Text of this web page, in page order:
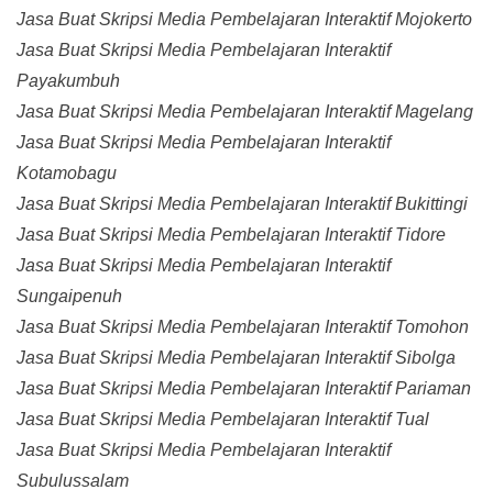
Jasa Buat Skripsi Media Pembelajaran Interaktif Mojokerto
Jasa Buat Skripsi Media Pembelajaran Interaktif
Payakumbuh
Jasa Buat Skripsi Media Pembelajaran Interaktif Magelang
Jasa Buat Skripsi Media Pembelajaran Interaktif
Kotamobagu
Jasa Buat Skripsi Media Pembelajaran Interaktif Bukittingi
Jasa Buat Skripsi Media Pembelajaran Interaktif Tidore
Jasa Buat Skripsi Media Pembelajaran Interaktif
Sungaipenuh
Jasa Buat Skripsi Media Pembelajaran Interaktif Tomohon
Jasa Buat Skripsi Media Pembelajaran Interaktif Sibolga
Jasa Buat Skripsi Media Pembelajaran Interaktif Pariaman
Jasa Buat Skripsi Media Pembelajaran Interaktif Tual
Jasa Buat Skripsi Media Pembelajaran Interaktif
Subulussalam